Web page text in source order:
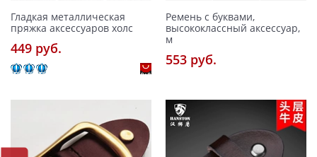
Гладкая металлическая
пряжка аксессуаров холс
449 pуб.
Ремень с буквами,
высококлассный аксессуар,
м
553 pуб.